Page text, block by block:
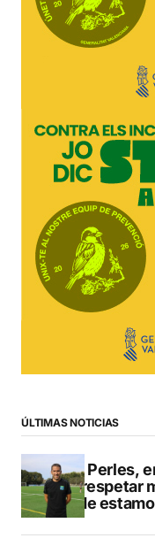
ÚLTIMAS NOTICIAS
Pere Perles,
que respetar
dónde